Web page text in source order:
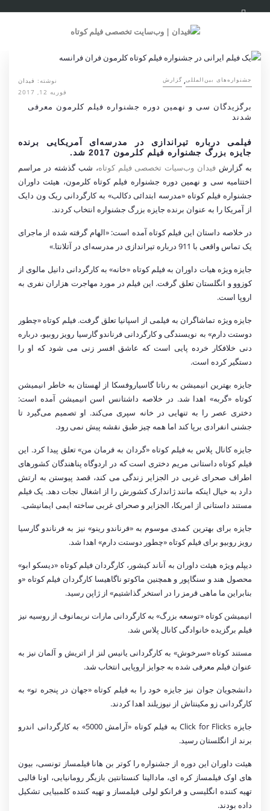
‌‌جشنواره‌های بین‌المللی, گزارش نوشته: فیدان
فوریه 12, 2017
برگزیدگان سی و نهمین دوره جشنواره فیلم کلرمون معرفی
شدند
فیلمی درباره تیراندازی در مدرسه‌ای آمریکایی برنده
جایزه بزرگ جشنواره فیلم کلرمون 2017 شد.
به گزارش فیدان وب‌سیات تخصصی فیلم کوتاه، شب گذشته در مراسم
اختتامیه سی و نهمین دوره جشنواره فیلم کوتاه کلرمون، هیئت داوران
جشنواره فیلم کوتاه «مدرسه ابتدائی دکالب» به کارگردانی ریک ون دایک
از آمریکا را به عنوان برنده جایزه بزرگ جشنواره انتخاب کردند.
در خلاصه داستان این فیلم کوتاه آمده است: «الهام گرفته شده از ماجرای
یک تماس واقعی با 911 درباره تیراندازی در مدرسه‌ای در آتلانتا.»
جایزه ویژه هیات داوران به فیلم کوتاه «خانه» به کارگردانی دانیل مالوی از
کوزوو و انگلستان تعلق گرفت. این فیلم در مورد مهاجرت هزاران نفری به
اروپا است.
جایزه ویژه تماشاگران به فیلمی از اسپانیا تعلق گرفت. فیلم کوتاه «چطور
دوستت دارم» به نویسندگی و کارگردانی فرناندو گارسیا رویز روبیو، درباره
دنی خلافکار خرده پایی است که عاشق افسر زنی می شود که او را
دستگیر کرده است.
جایزه بهترین انیمیشن به رناتا گاسیاروفسکا از لهستان به خاطر انیمیشن
کوتاه «گربه» اهدا شد. در خلاصه داشتانس اسن انیمیشن آمده است:
دختری عصر را به تنهایی در خانه سپری می‌کند. او تصمیم می‌گیرد تا
جشنی انفرادی برپا کند اما همه چیز طبق نقشه پیش نمی رود.
جایزه کانال پلاس به فیلم کوتاه «گردان به فرمان من» تعلق پیدا کرد. این
فیلم کوتاه داستانی مریم دختری است که در اردوگاه پناهندگان کشورهای
اطراف صحرای غربی در الجزایر زندگی می کند، قصد پیوستن به ارتش
دارد به خیال اینکه مانند ژاندارک کشورش را از اشغال نجات دهد. یک فیلم
مستند داستانی از امریکا، الجزایر و صحرای غربی ساخته ایمی ایمانیشی.
جایزه برای بهترین کمدی موسوم به «فرناندو رینو» نیز به فرناندو گارسیا
رویز روبیو برای فیلم کوتاه «چطور دوستت دارم» اهدا شد.
دیپلم ویژه هیئت داوران به آناند کیشور، کارگردان فیلم کوتاه «دیسکو ابو»
محصول هند و سنگاپور و همچنین ماکوتو ناگاهیسا کارگردان فیلم کوتاه «و
بنابراین ما ماهی قرمز را در استخر گذاشتیم» از ژاپن رسید.
انیمیشن کوتاه «توسعه بزرگ» به کارگردانی مارات نریمانوف از روسیه نیز
فیلم برگزیده خانوادگی کانال پلاس شد.
مستند کوتاه «سرخوش» به کارگردانی یانیس لنز از اتریش و آلمان نیز به
عنوان فیلم معرفی شده به جوایز اروپایی انتخاب شد.
دانشجویان جوان نیز جایزه خود را به فیلم کوتاه «جهان در پنجره تو» به
کارگردانی زو مکینتاش از نیوزیلند اهدا کردند.
جایزه Click for Flicks به فیلم کوتاه «آرامش 5000» به کارگردانی اندرو
برند از انگلستان رسید.
هیئت داوران این دوره از جشنواره را کوتر بن هانا فیلمساز تونسی، بیون
های اوک فیلمساز کره ای، مادالینا کنستانتین بازیگر رومانیایی، اونا فالبی
تهیه کننده انگلیسی و فرانکو لولی فیلمساز و تهیه کننده کلمبیایی تشکیل
داده بودند.